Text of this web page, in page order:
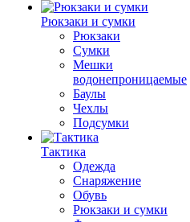
Рюкзаки и сумки
Рюкзаки
Сумки
Мешки
водонепроницаемые
Баулы
Чехлы
Подсумки
Тактика
Одежда
Снаряжение
Обувь
Рюкзаки и сумки